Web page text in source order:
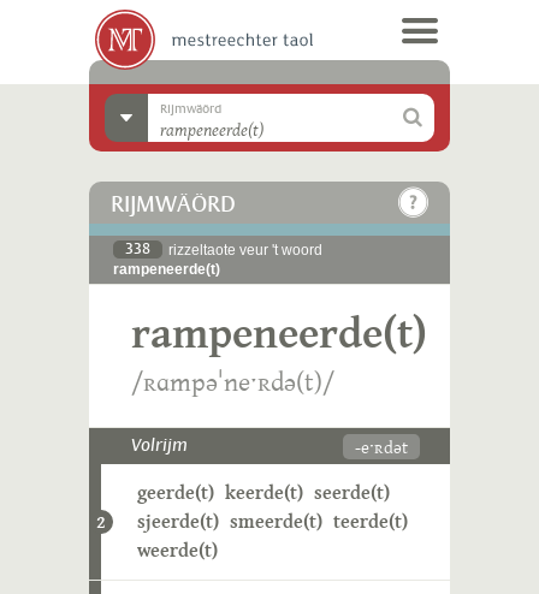
Rijmwäörd
RIJMWÄÖRD
338
rizzeltaote veur 't woord
rampeneerde(t)
rampeneerde(t)
/ʀɑmpəˈneˑʀdə(t)/
Volrijm -eˑʀdət
2
geerde(t) keerde(t) seerde(t)
sjeerde(t) smeerde(t) teerde(t)
weerde(t)